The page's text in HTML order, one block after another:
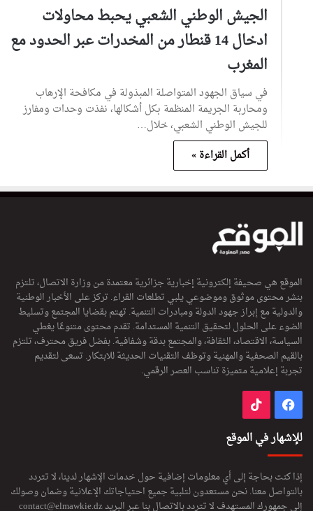
الجيش الوطني الشعبي يحبط محاولات
ادخال 14 قنطار من المخدرات عبر الحدود مع
المغرب
في سياق الجهود المتواصلة المبذولة في مكافحة الإرهاب
ومحاربة الجريمة المنظمة بكل أشكالها، نفذت وحدات ومفارز
للجيش الوطني الشعبي، خلال…
أكمل القراءة »
الموقع هي صحيفة إلكترونية إخبارية جزائرية معتمدة من وزارة الاتصال، تلتزم
بنشر محتوى موثوق وموضوعي يلبي تطلعات القراء. تركز على الأخبار الوطنية
والدولية مع إبراز جهود الدولة ومبادرات التنمية. تهتم بقضايا المجتمع وتسليط
الضوء على الحلول لتحقيق التنمية المستدامة. تقدم محتوى متنوعًا يغطي
السياسة، الاقتصاد، الثقافة، والمجتمع بدقة وشفافية. بفضل فريق محترف، تلتزم
بالقيم الصحفية والمهنية وتوظف التقنيات الحديثة للابتكار. تسعى لتقديم
تجربة إعلامية متميزة تناسب العصر الرقمي.
فيسبوك
للإشهار في الموقع
إذا كنت بحاجة إلى أي معلومات إضافية حول خدمات الإشهار لدينا، لا تتردد
بالتواصل معنا. نحن مستعدون لتلبية جميع احتياجاتك الإعلانية وضمان وصولك
إلى جمهورك المستهدف لا تتردد بالاتصال بنا عبر البريدcontact@elmawkie.dz